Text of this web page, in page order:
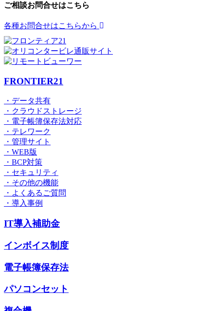
ご相談お問合せはこちら
各種お問合せはこちらから
FRONTIER21
・データ共有
・クラウドストレージ
・電子帳簿保存法対応
・テレワーク
・管理サイト
・WEB版
・BCP対策
・セキュリティ
・その他の機能
・よくあるご質問
・導入事例
IT導入補助金
インボイス制度
電子帳簿保存法
パソコンセット